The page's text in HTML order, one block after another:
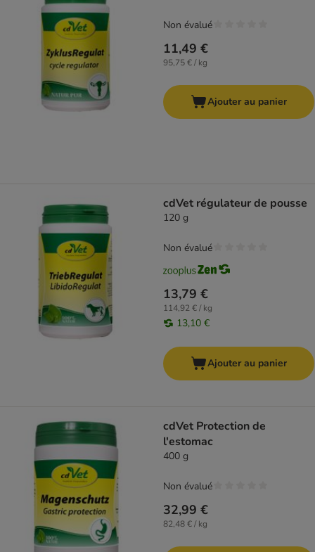
11,49 €
95,75 € / kg
Non évalué
Ajouter au panier
cdVet régulateur de pousse
120 g
13,79 €
114,92 € / kg
13,10 €
Non évalué
Ajouter au panier
cdVet Protection de
l'estomac
400 g
32,99 €
82,48 € / kg
Non évalué